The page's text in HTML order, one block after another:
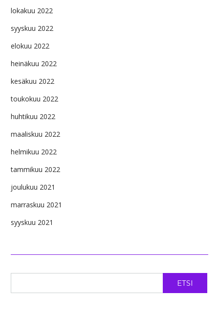
lokakuu 2022
syyskuu 2022
elokuu 2022
heinäkuu 2022
kesäkuu 2022
toukokuu 2022
huhtikuu 2022
maaliskuu 2022
helmikuu 2022
tammikuu 2022
joulukuu 2021
marraskuu 2021
syyskuu 2021
ETSI